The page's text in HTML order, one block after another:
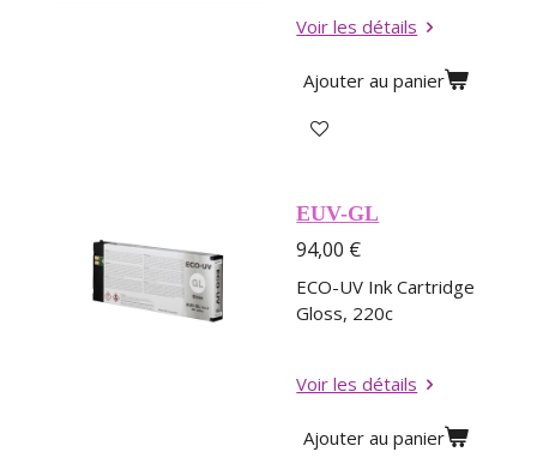
Voir les détails
Ajouter au panier
EUV-GL
94,00 €
ECO-UV Ink Cartridge
Gloss, 220c
Voir les détails
Ajouter au panier